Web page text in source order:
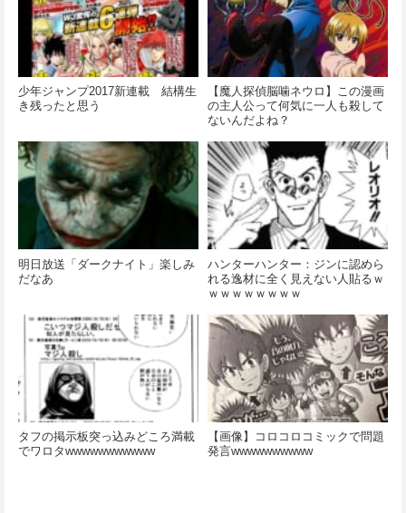
少年ジャンプ2017新連載 結構生
き残ったと思う
【魔人探偵脳噛ネウロ】この漫画
の主人公って何気に一人も殺して
ないんだよね？
明日放送「ダークナイト」楽しみ
だなあ
ハンターハンター：ジンに認めら
れる逸材に全く見えない人貼るｗ
ｗｗｗｗｗｗｗｗ
タフの掲示板突っ込みどころ満載
でワロタwwwwwwwwwww
【画像】コロコロコミックで問題
発言wwwwwwwwww